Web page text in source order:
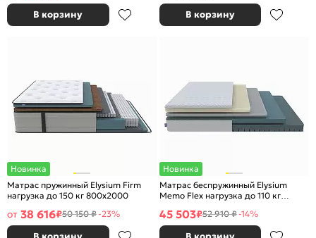
В корзину В корзину
Новинка
Матрас пружинный Elysium Firm
нагрузка до 150 кг 800x2000
от 38 616₽50 150 ₽-23%
Новинка
Матрас беспружинный Elysium
Memo Flex нагрузка до 110 кг
45 503₽52 910 ₽-14%